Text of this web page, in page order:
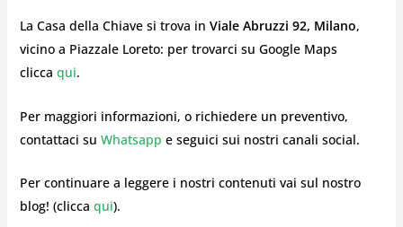
La Casa della Chiave si trova in Viale Abruzzi 92, Milano,
vicino a Piazzale Loreto: per trovarci su Google Maps
clicca qui.
Per maggiori informazioni, o richiedere un preventivo,
contattaci su Whatsapp e seguici sui nostri canali social.
Per continuare a leggere i nostri contenuti vai sul nostro
blog! (clicca qui).